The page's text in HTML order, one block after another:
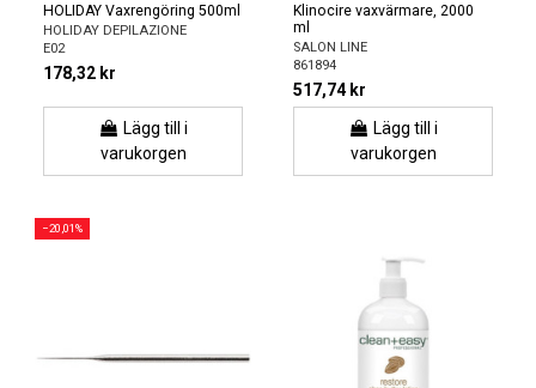
HOLIDAY Vaxrengöring 500ml
HOLIDAY DEPILAZIONE
E02
178,32 kr
Lägg till i
varukorgen
Klinocire vaxvärmare, 2000
ml
SALON LINE
861894
517,74 kr
Lägg till i
varukorgen
−20,01%